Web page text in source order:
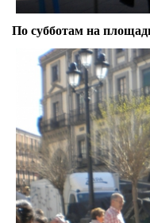
По субботам на